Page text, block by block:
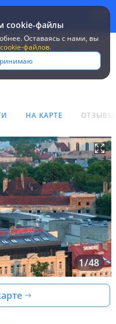
cookie-файлы
Оставаясь c нами, вы
cookie-файлов.
3*
НА КАРТЕ ОТЗЫВЫ
1/48